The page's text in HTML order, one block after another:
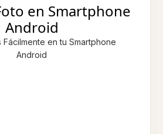
en Smartphone
Android
Fácilmente en tu Smartphone
Android